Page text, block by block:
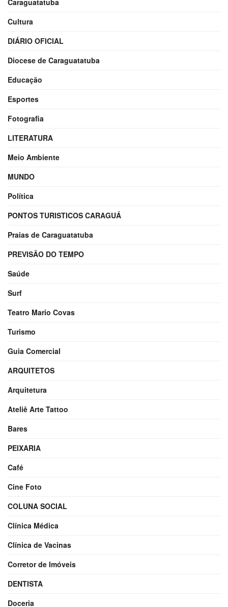
Caraguatatuba
Cultura
DIÁRIO OFICIAL
Diocese de Caraguatatuba
Educação
Esportes
Fotografia
LITERATURA
Meio Ambiente
MUNDO
Política
PONTOS TURISTICOS CARAGUÁ
Praias de Caraguatatuba
PREVISÃO DO TEMPO
Saúde
Surf
Teatro Mario Covas
Turismo
Guia Comercial
ARQUITETOS
Arquitetura
Ateliê Arte Tattoo
Bares
PEIXARIA
Café
Cine Foto
COLUNA SOCIAL
Clínica Médica
Clínica de Vacinas
Corretor de Imóveis
DENTISTA
Doceria